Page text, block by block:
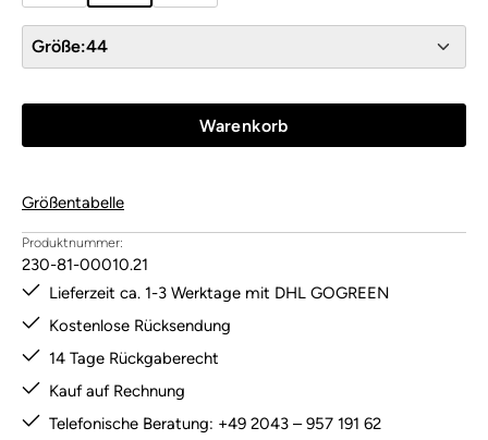
Größe:44
Warenkorb
Größentabelle
Produktnummer:
230-81-00010.21
Lieferzeit ca. 1-3 Werktage mit DHL GOGREEN
Kostenlose Rücksendung
14 Tage Rückgaberecht
Kauf auf Rechnung
Telefonische Beratung: +49 2043 – 957 191 62